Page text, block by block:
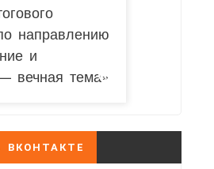
направлению
и
вечная тема»